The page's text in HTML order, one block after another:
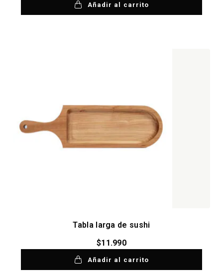
Añadir al carrito
Tabla larga de sushi
$11.990
Añadir al carrito